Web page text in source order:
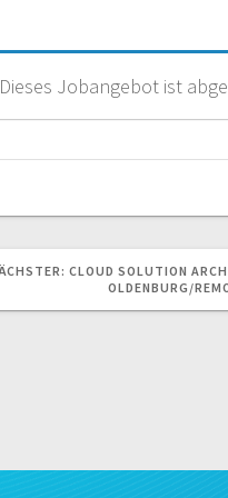
Dieses Jobangebot ist
NÄCHSTER
BEITRAG:
CLOUD SOLUTION
OLDENBURG/